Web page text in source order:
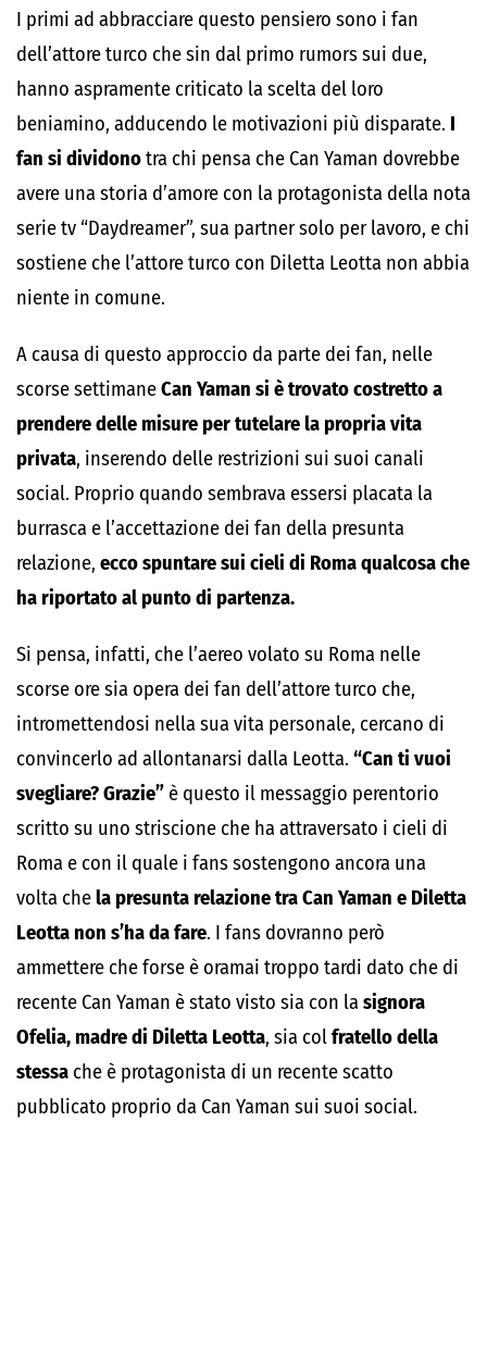
I primi ad abbracciare questo pensiero sono i fan
dell’attore turco che sin dal primo rumors sui due,
hanno aspramente criticato la scelta del loro
beniamino, adducendo le motivazioni più disparate. I
fan si dividonotra chi pensa che Can Yaman dovrebbe
avere una storia d’amore con la protagonista della nota
serie tv “Daydreamer”, sua partner solo per lavoro, e chi
sostiene che l’attore turco con Diletta Leotta non abbia
niente in comune.
A causa di questo approccio da parte dei fan, nelle
scorse settimaneCan Yaman si è trovato costretto a
prendere delle misure per tutelare la propria vita
privata, inserendo delle restrizioni sui suoi canali
social. Proprio quando sembrava essersi placata la
burrasca e l’accettazione dei fan della presunta
relazione, ecco spuntare sui cieli di Roma qualcosa che
ha riportato al punto di partenza.
Si pensa, infatti, che l’aereo volato su Roma nelle
scorse ore sia opera dei fan dell’attore turco che,
intromettendosi nella sua vita personale, cercano di
convincerlo ad allontanarsi dalla Leotta. “Can ti vuoi
svegliare? Grazie” è questo il messaggio perentorio
scritto su uno striscione che ha attraversato i cieli di
Roma e con il quale i fans sostengono ancora una
volta chela presunta relazione tra Can Yaman e Diletta
Leotta non s’ha da fare. I fans dovranno però
ammettere che forse è oramai troppo tardi dato che di
recente Can Yaman è stato visto sia con la signora
Ofelia, madre di Diletta Leotta, sia colfratello della
stessa che è protagonista di un recente scatto
pubblicato proprio da Can Yaman sui suoi social.